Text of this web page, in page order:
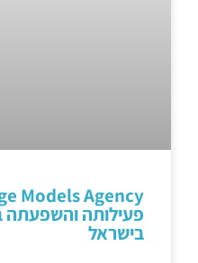
פעילותה והשפעתה
בישראל